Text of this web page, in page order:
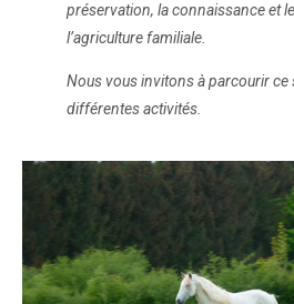
préservation, la connaissance et
l’agriculture familiale.
Nous vous invitons à parcourir ce
différentes activités.